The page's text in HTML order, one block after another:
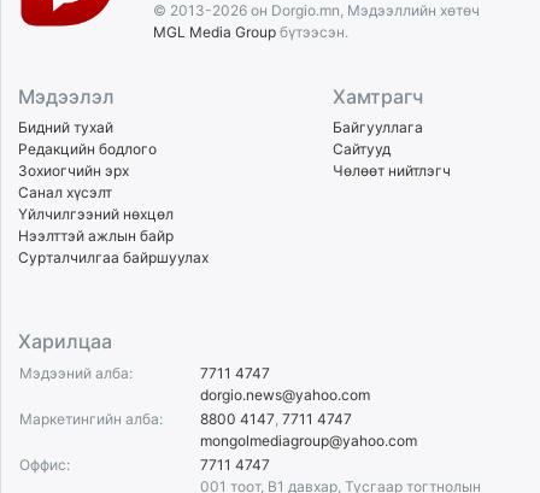
© 2013-2026 он Dorgio.mn, Мэдээллийн хөтөч
MGL Media Group бүтээсэн.
Мэдээлэл
Бидний тухай
Редакцийн бодлого
Зохиогчийн эрх
Санал хүсэлт
Үйлчилгээний нөхцөл
Нээлттэй ажлын байр
Сурталчилгаа байршуулах
Хамтрагч
Байгууллага
Сайтууд
Чөлөөт нийтлэгч
Харилцаа
Мэдээний алба:
7711 4747
dorgio.news@yahoo.com
Маркетингийн алба:
8800 4147, 7711 4747
mongolmediagroup@yahoo.com
Оффис:
7711 4747
001 тоот, B1 давхар, Тусгаар тогтнолын